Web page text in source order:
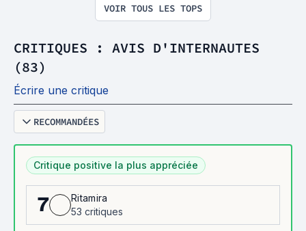
VOIR TOUS LES TOPS
CRITIQUES : AVIS D'INTERNAUTES
(83)
Écrire une critique
RECOMMANDÉES
Critique positive la plus appréciée
7
Ritamira
53 critiques